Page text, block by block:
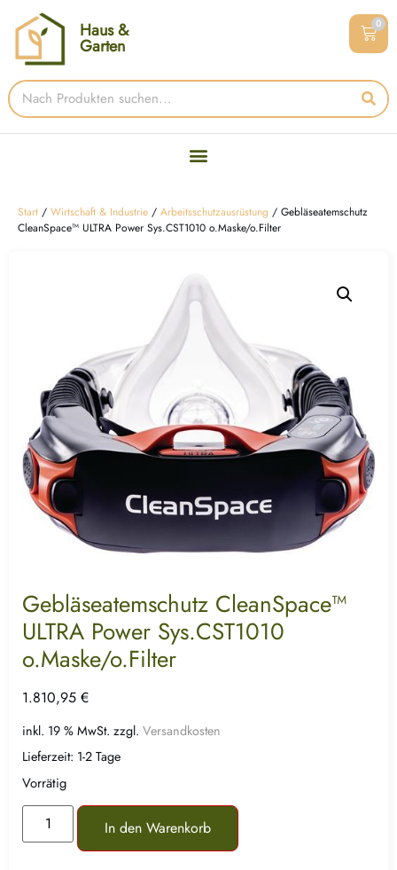
Haus &
Garten
0
Start / Wirtschaft & Industrie / Arbeitsschutzausrüstung / Gebläseatemschutz
CleanSpace™ ULTRA Power Sys.CST1010 o.Maske/o.Filter
Gebläseatemschutz CleanSpace™
ULTRA Power Sys.CST1010
o.Maske/o.Filter
1.810,95 €
inkl. 19 % MwSt. zzgl. Versandkosten
Lieferzeit: 1-2 Tage
Vorrätig
In den Warenkorb